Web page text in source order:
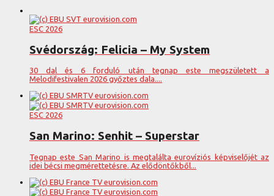
ESC 2026
Svédország: Felicia – My System
30 dal és 6 forduló után tegnap este megszületett a
Melodifestivalen 2026 győztes dala....
ESC 2026
San Marino: Senhit – Superstar
Tegnap este San Marino is megtalálta eurovíziós képviselőjét az
idei bécsi megmérettetésre. Az elődöntőkből...